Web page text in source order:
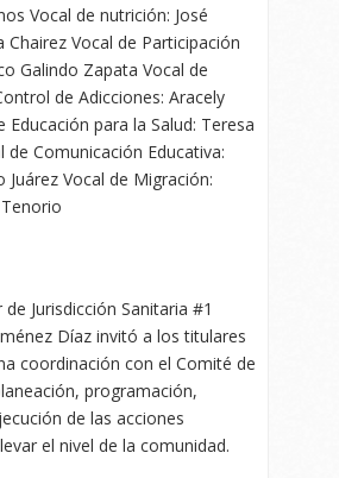
Vocal de nutrición: José
Chairez Vocal de Participación
Galindo Zapata Vocal de
de Adicciones: Aracely
Educación para la Salud: Teresa
de Comunicación Educativa:
Juárez Vocal de Migración:
Jurisdicción Sanitaria #1
Díaz invitó a los titulares
coordinación con el Comité de
programación,
de las acciones
el nivel de la comunidad.